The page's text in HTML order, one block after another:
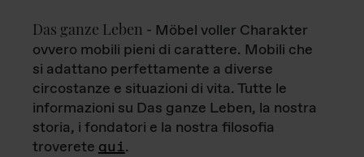
Das ganze Leben - Möbel voller Charakter
ovvero mobili pieni di carattere. Mobili che
si adattano perfettamente a diverse
circostanze e situazioni di vita. Tutte le
informazioni su Das ganze Leben, la nostra
storia, i fondatori e la nostra filosofia
troverete qui.